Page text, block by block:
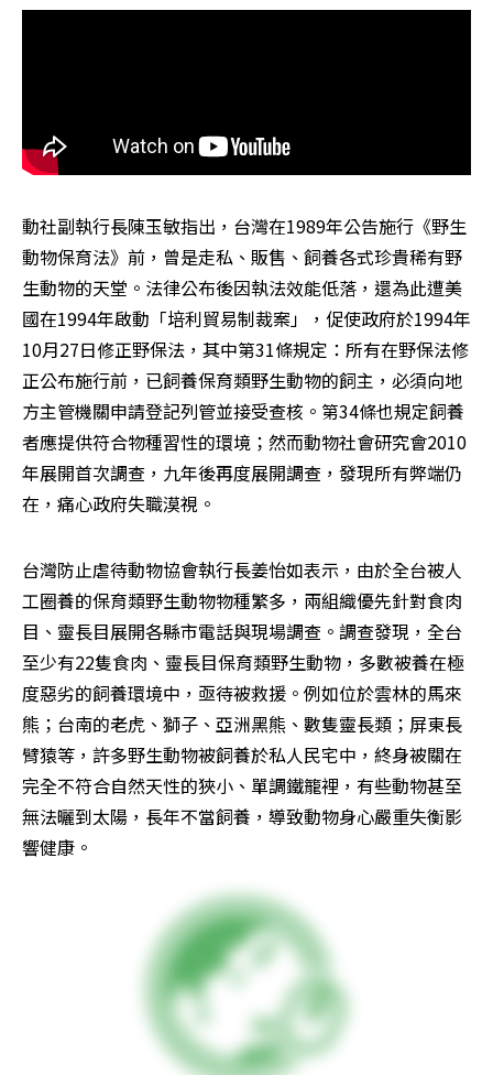
動社副執行長陳玉敏指出，台灣在1989年公告施行《野生
動物保育法》前，曾是走私、販售、飼養各式珍貴稀有野
生動物的天堂。法律公布後因執法效能低落，還為此遭美
國在1994年啟動「培利貿易制裁案」，促使政府於1994年
10月27日修正野保法，其中第31條規定：所有在野保法修
正公布施行前，已飼養保育類野生動物的飼主，必須向地
方主管機關申請登記列管並接受查核。第34條也規定飼養
者應提供符合物種習性的環境；然而動物社會研究會2010
年展開首次調查，九年後再度展開調查，發現所有弊端仍
在，痛心政府失職漠視。
台灣防止虐待動物協會執行長姜怡如表示，由於全台被人
工圈養的保育類野生動物物種繁多，兩組織優先針對食肉
目、靈長目展開各縣市電話與現場調查。調查發現，全台
至少有22隻食肉、靈長目保育類野生動物，多數被養在極
度惡劣的飼養環境中，亟待被救援。例如位於雲林的馬來
熊；台南的老虎、獅子、亞洲黑熊、數隻靈長類；屏東長
臂猿等，許多野生動物被飼養於私人民宅中，終身被關在
完全不符合自然天性的狹小、單調鐵籠裡，有些動物甚至
無法曬到太陽，長年不當飼養，導致動物身心嚴重失衡影
響健康。